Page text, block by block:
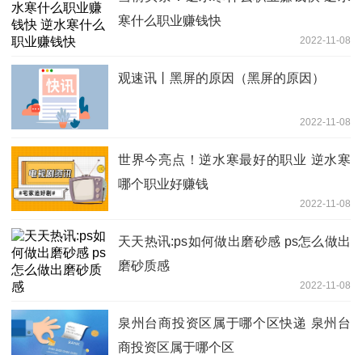
寒什么职业赚钱快
2022-11-08
观速讯丨黑屏的原因（黑屏的原因）
2022-11-08
世界今亮点！逆水寒最好的职业 逆水寒
哪个职业好赚钱
2022-11-08
天天热讯:ps如何做出磨砂感 ps怎么做出
磨砂质感
2022-11-08
泉州台商投资区属于哪个区快递 泉州台
商投资区属于哪个区